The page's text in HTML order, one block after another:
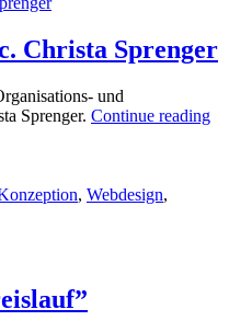
Christa Sprenger
und
Sprenger. Continue reading
, Webdesign,